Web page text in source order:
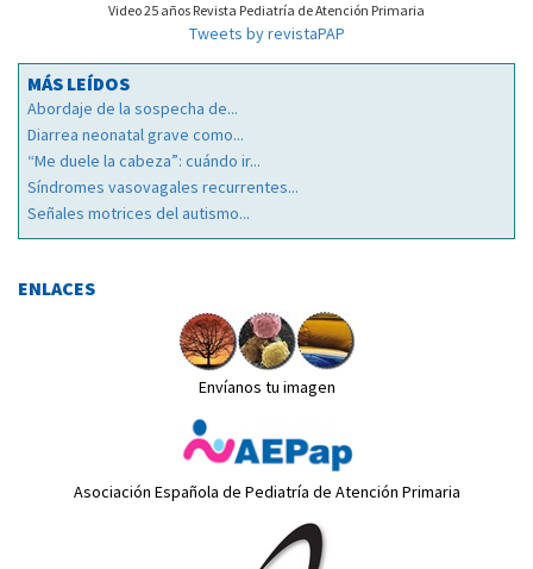
Video 25 años Revista Pediatría de Atención Primaria
Tweets by revistaPAP
MÁS LEÍDOS
Abordaje de la sospecha de...
Diarrea neonatal grave como...
“Me duele la cabeza”: cuándo ir...
Síndromes vasovagales recurrentes...
Señales motrices del autismo...
ENLACES
Envíanos tu imagen
Asociación Española de Pediatría de Atención Primaria